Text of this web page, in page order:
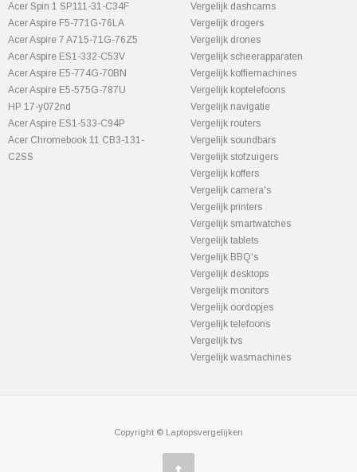
Acer Spin 1 SP111-31-C34F
Acer Aspire F5-771G-76LA
Acer Aspire 7 A715-71G-76Z5
Acer Aspire ES1-332-C53V
Acer Aspire E5-774G-70BN
Acer Aspire E5-575G-787U
HP 17-y072nd
Acer Aspire ES1-533-C94P
Acer Chromebook 11 CB3-131-
C2SS
Vergelijk dashcams
Vergelijk drogers
Vergelijk drones
Vergelijk scheerapparaten
Vergelijk koffiemachines
Vergelijk koptelefoons
Vergelijk navigatie
Vergelijk routers
Vergelijk soundbars
Vergelijk stofzuigers
Vergelijk koffers
Vergelijk camera's
Vergelijk printers
Vergelijk smartwatches
Vergelijk tablets
Vergelijk BBQ's
Vergelijk desktops
Vergelijk monitors
Vergelijk oordopjes
Vergelijk telefoons
Vergelijk tvs
Vergelijk wasmachines
Copyright © Laptopsvergelijken